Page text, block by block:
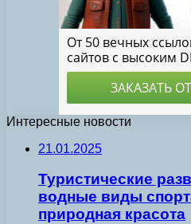
Интересные новости
21.01.2025
Туристические
водные виды
природная красота